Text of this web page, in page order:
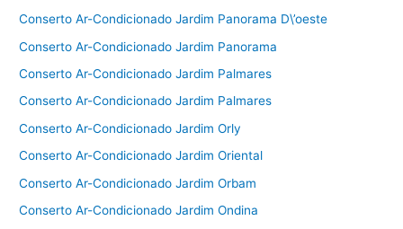
Conserto Ar-Condicionado Jardim Panorama D\’oeste
Conserto Ar-Condicionado Jardim Panorama
Conserto Ar-Condicionado Jardim Palmares
Conserto Ar-Condicionado Jardim Palmares
Conserto Ar-Condicionado Jardim Orly
Conserto Ar-Condicionado Jardim Oriental
Conserto Ar-Condicionado Jardim Orbam
Conserto Ar-Condicionado Jardim Ondina